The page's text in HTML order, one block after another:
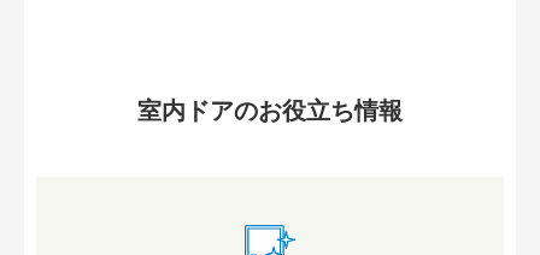
室内ドアのお役立ち情報